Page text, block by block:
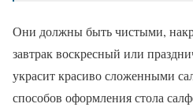
Они должны быть чистыми,
завтрак воскресный или
украсит красиво сложенными
способов оформления стола